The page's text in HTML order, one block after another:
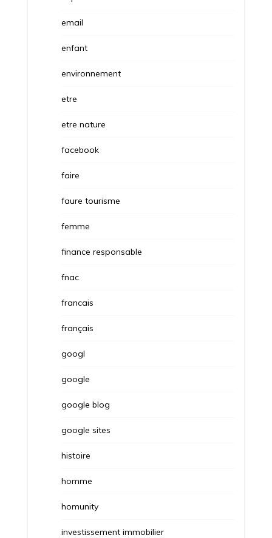
email
enfant
environnement
etre
etre nature
facebook
faire
faure tourisme
femme
finance responsable
fnac
francais
français
googl
google
google blog
google sites
histoire
homme
homunity
investissement immobilier